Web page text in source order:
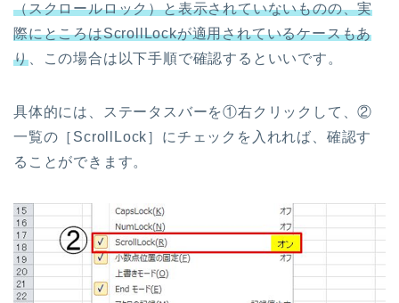
（スクロールロック）と表示されていないものの、実
際にところはScrollLockが適用されているケースもあ
り、この場合は以下手順で確認するといいです。
具体的には、ステータスバーを①右クリックして、②
一覧の［ScrollLock］にチェックを入れれば、確認す
ることができます。